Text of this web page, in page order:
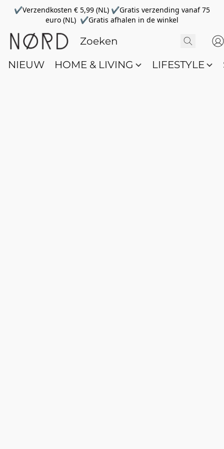
✔Verzendkosten € 5,99 (NL) ✔Gratis verzending vanaf 75
euro (NL) ✔Gratis afhalen in de winkel
NIEUW HOME & LIVING LIFESTYLE